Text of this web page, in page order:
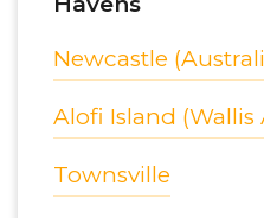
Newcastle
Alofi Island
Townsville